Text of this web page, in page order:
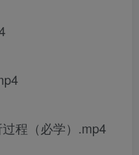
程（必学）.mp4